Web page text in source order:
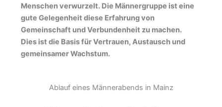
Menschen verwurzelt. Die Männergruppe ist eine
gute Gelegenheit diese Erfahrung von
Gemeinschaft und Verbundenheit zu machen.
Dies ist die Basis für Vertrauen, Austausch und
gemeinsamer Wachstum.
Ablauf eines Männerabends in Mainz